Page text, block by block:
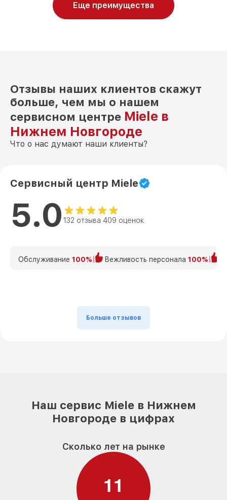
Еще преимущества
Отзывы наших клиентов скажут
больше, чем мы о нашем
сервисном центре Miele в
Нижнем Новгороде
Что о нас думают наши клиенты?
Сервисный центр Miele
5.0 132 отзыва 409 оценок
Обслуживание 100% Вежливость персонала 100%
Больше отзывов
Наш сервис Miele в Нижнем
Новгороде в цифрах
Сколько лет на рынке
11